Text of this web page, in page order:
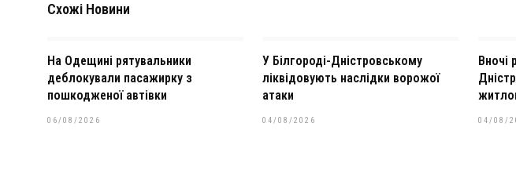
Схожі Новини
На Одещині рятувальники
деблокували пасажирку з
пошкодженої автівки
06/08/2026
У Білгороді-Дністровському
ліквідовують наслідки ворожої
атаки
04/08/2026
Вночі
04/08/